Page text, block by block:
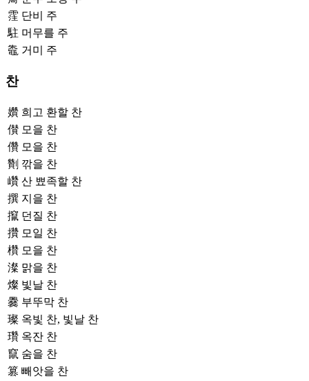
霔 단비 주
駐 머무를 주
鼄 거미 주
찬
㜺 희고 환할 찬
儧 모을 찬
儹 모을 찬
劗 깎을 찬
巑 산 뾰족할 찬
撰 지을 찬
攛 던질 찬
攢 모일 찬
欑 모을 찬
澯 맑을 찬
燦 빛날 찬
爨 부뚜막 찬
璨 옥빛 찬, 빛날 찬
瓚 옥잔 찬
竄 숨을 찬
篡 빼앗을 찬